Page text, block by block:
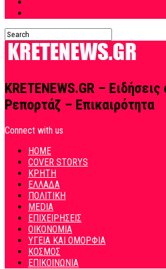
KRETENEWS.GR –
Ρεπορτάζ – Επικαιρότητα
Connect with us
HOME
COVER STORYS
ΚΡΗΤΗ
ΕΛΛΑΔΑ
ΠΟΛΙΤΙΚΗ
MEDIA
ΕΠΙΧΕΙΡΗΣΕΙΣ
ΟΙΚΟΝΟΜΙΑ
ΥΓΕΙΑ ΚΑΙ ΟΜΟΡΦΙΑ
ΚΟΣΜΟΣ
ΕΠΙΚΟΙΝΩΝΙΑ